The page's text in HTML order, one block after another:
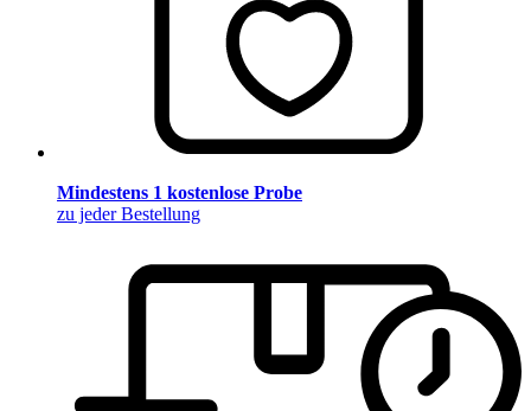
Mindestens 1 kostenlose Probe
zu jeder Bestellung